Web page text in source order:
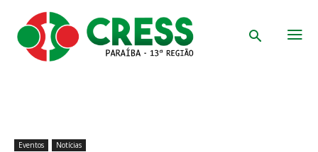
Eventos Notícias